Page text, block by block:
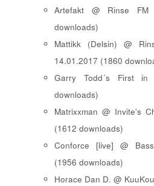
Artefakt @ Rinse FM
downloads)
Mattikk (Delsin) @
14.01.2017 (1860
Garry Todd´s First
downloads)
Matrixxman @ Invite's
(1612 downloads)
Conforce [live] @
(1956 downloads)
Horace Dan D. @